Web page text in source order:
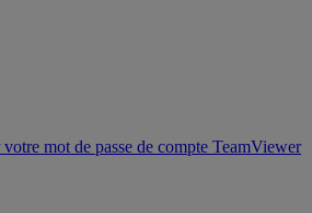
mot de passe de compte TeamViewer